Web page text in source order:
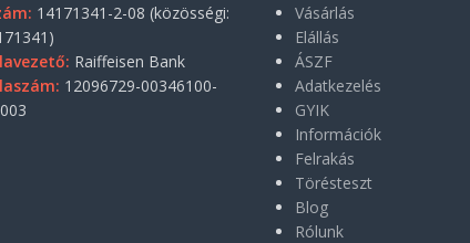
14171341-2-08 (közösségi:
Raiffeisen Bank
12096729-00346100-
Vásárlás
Elállás
ÁSZF
Adatkezelés
GYIK
Információk
Felrakás
Törésteszt
Blog
Rólunk